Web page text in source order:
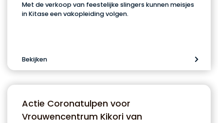
Met de verkoop van feestelijke slingers kunnen meisjes
in Kitase een vakopleiding volgen.
Bekijken
Actie Coronatulpen voor
Vrouwencentrum Kikori van